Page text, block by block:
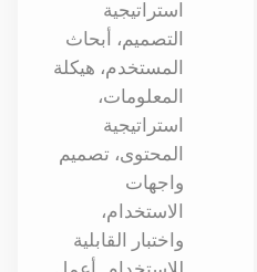
استراتيجية
التصميم، أبحاث
المستخدم، هيكلة
المعلومات،
استراتيجية
المحتوى، تصميم
واجهات
الاستخدام،
واختبار القابلية